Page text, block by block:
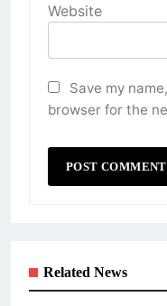
Website
Save my
browser for the
Related News